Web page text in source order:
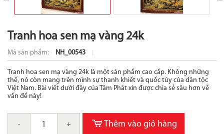
Tranh hoa sen mạ vàng 24k
Mã sản phẩm: NH_00543
Tranh hoa sen mạ vàng 24k là một sản phẩm cao cấp. Không những
thế, nó còn mang trên mình sự thanh khiết và quốc túy của dân tộc
Việt Nam. Bài viết dưới đây của Tâm Phát xin được chia sẻ sâu hơn về
vấn đề này!
- + Thêm vào giỏ hàng